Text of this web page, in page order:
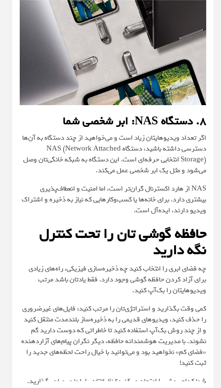
اگر تعداد ویدیوهایتان زیاد است و می‌خواهید از چند دستگاه به آن‌ها
دسترسی داشته باشید، دستگاه NAS (Network Attached
Storage) انتخابی حرفه‌ای است. این دستگاه به شبکه خانگی‌تان وصل
می‌شود و مثل یک ابر شخصی عمل می‌کند.
NAS از هارد اکسترنال گران‌تر است، اما امنیت و انعطاف‌پذیری
بیشتری دارد. برای خانه‌ها یا کسب‌وکارهایی که نیاز به ذخیره و اشتراک
ویدیو دارند، ایده‌آل است.
حافظه گوشی تان را تحت کنترل
نگه دارید
چه فضای ابری را انتخاب کنید چه ذخیره‌سازی فیزیکی، راه‌های زیادی
برای آزاد کردن حافظه گوشی وجود دارد. فقط یادتان باشد مرتب
ویدیوهایتان را بک‌آپ کنید.
کمی وقت بگذارید و استراتژی‌تان را مرتب کنید: فایل‌های غیرضروری
را حذف کنید، ویدیوهای قدیمی را به ذخیره‌ساز بلندمدت منتقل کنید
و از چند روش بک‌آپ استفاده کنید تا خاطراتی که دوست دارید گم
نشوند. با مدیریت هوشمندانه حافظه، دیگر نگران پیام‌های آزاردهنده
«فضای کم» نخواهید بود و می‌توانید با خیال راحت لحظه‌های جدید را
ثبت کنید!
شما کدام روش را امتحان می‌کنید؟ نظراتتان را با ما در میان بگذارید.